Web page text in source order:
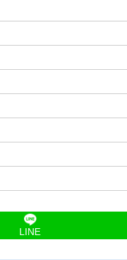
LINE